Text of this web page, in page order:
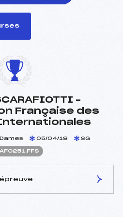
–
Française des
05/04/18 SG